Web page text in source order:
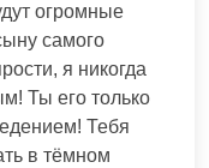
огромные
самого
я никогда
Ты его только
Тебя
в тёмном